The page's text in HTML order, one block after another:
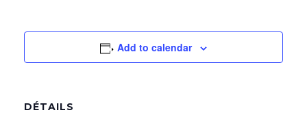
Add to calendar
DÉTAILS